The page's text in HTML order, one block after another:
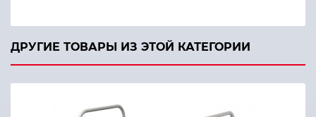
ДРУГИЕ ТОВАРЫ ИЗ ЭТОЙ КАТЕГОРИИ